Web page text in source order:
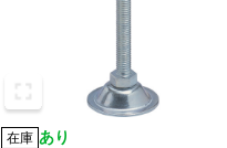
在庫 あり